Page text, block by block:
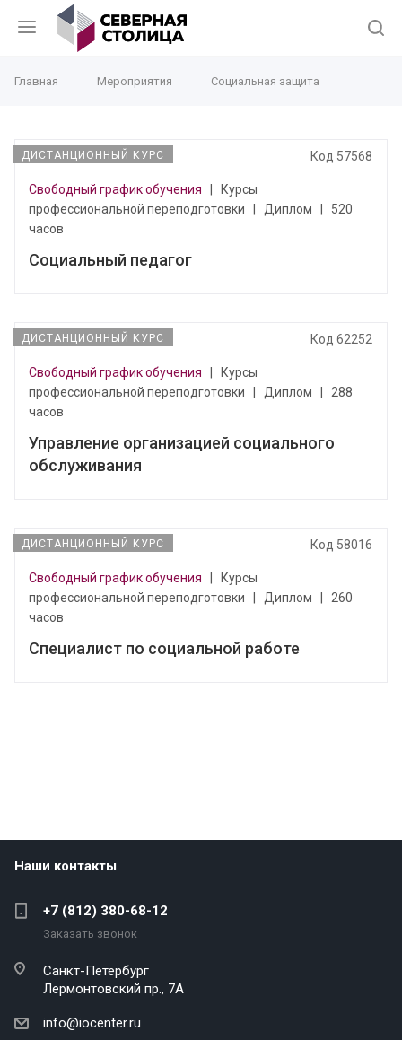
Главная Мероприятия Социальная защита
ДИСТАНЦИОННЫЙ КУРС Код 57568
Свободный график обучения
Курсы
профессиональной переподготовки
Диплом
520
часов
Социальный педагог
ДИСТАНЦИОННЫЙ КУРС Код 62252
Свободный график обучения
Курсы
профессиональной переподготовки
Диплом
288
часов
Управление организацией социального
обслуживания
ДИСТАНЦИОННЫЙ КУРС Код 58016
Свободный график обучения
Курсы
профессиональной переподготовки
Диплом
260
часов
Специалист по социальной работе
Наши контакты
+7 (812) 380-68-12
Заказать звонок
Санкт-Петербург
Лермонтовский пр., 7А
info@iocenter.ru